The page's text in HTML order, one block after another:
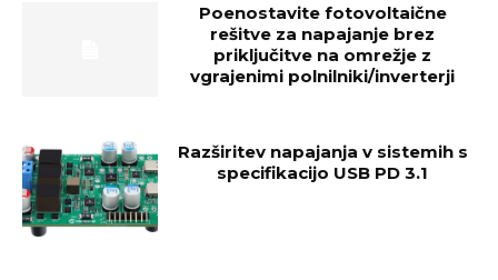
Poenostavite fotovoltaične
rešitve za napajanje brez
priključitve na omrežje z
vgrajenimi polnilniki/inverterji
Razširitev napajanja v sistemih s
specifikacijo USB PD 3.1